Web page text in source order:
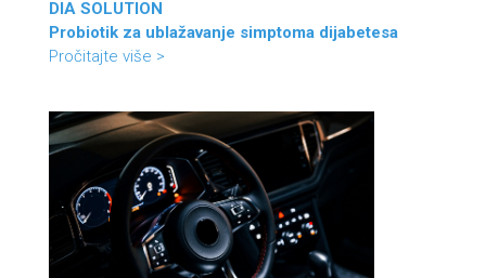
DIA SOLUTION
Probiotik za ublažavanje simptoma dijabetesa
Pročitajte više >